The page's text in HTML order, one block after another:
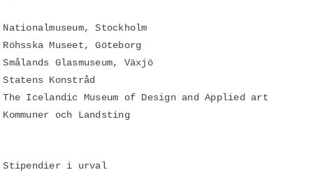
Nationalmuseum, Stockholm
Röhsska Museet, Göteborg
Smålands Glasmuseum, Växjö
Statens Konstråd
The Icelandic Museum of Design and Applied art
Kommuner och Landsting
Stipendier i urval